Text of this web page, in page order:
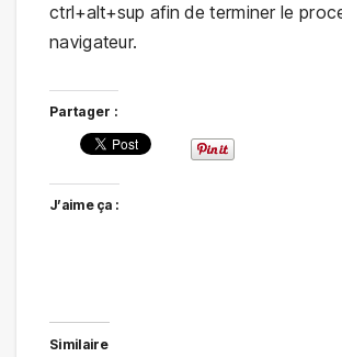
ctrl+alt+sup afin de terminer le
navigateur.
Partager :
J’aime ça :
Similaire